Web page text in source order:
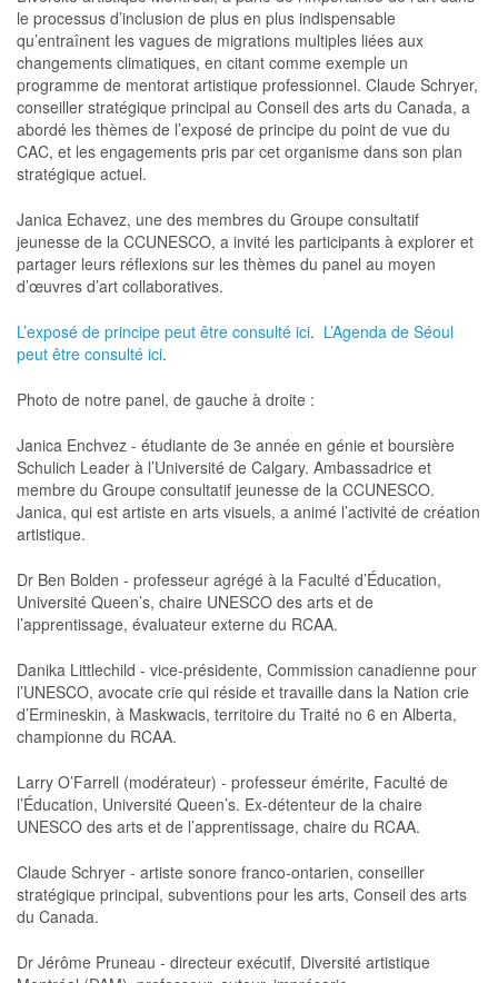
le processus d’inclusion de plus en plus indispensable
qu’entraînent les vagues de migrations multiples liées aux
changements climatiques, en citant comme exemple un
programme de mentorat artistique professionnel. Claude Schryer,
conseiller stratégique principal au Conseil des arts du Canada, a
abordé les thèmes de l’exposé de principe du point de vue du
CAC, et les engagements pris par cet organisme dans son plan
stratégique actuel.
Janica Echavez, une des membres du Groupe consultatif
jeunesse de la CCUNESCO, a invité les participants à explorer et
partager leurs réflexions sur les thèmes du panel au moyen
d’œuvres d’art collaboratives.
L’exposé de principe peut être consulté ici. L’Agenda de Séoul
peut être consulté ici.
Photo de notre panel, de gauche à droite :
Janica Enchvez - étudiante de 3e année en génie et boursière
Schulich Leader à l’Université de Calgary. Ambassadrice et
membre du Groupe consultatif jeunesse de la CCUNESCO.
Janica, qui est artiste en arts visuels, a animé l’activité de création
artistique.
Dr Ben Bolden - professeur agrégé à la Faculté d’Éducation,
Université Queen’s, chaire UNESCO des arts et de
l’apprentissage, évaluateur externe du RCAA.
Danika Littlechild - vice-présidente, Commission canadienne pour
l’UNESCO, avocate crie qui réside et travaille dans la Nation crie
d’Ermineskin, à Maskwacis, territoire du Traité no 6 en Alberta,
championne du RCAA.
Larry O’Farrell (modérateur) - professeur émérite, Faculté de
l’Éducation, Université Queen’s. Ex-détenteur de la chaire
UNESCO des arts et de l’apprentissage, chaire du RCAA.
Claude Schryer - artiste sonore franco-ontarien, conseiller
stratégique principal, subventions pour les arts, Conseil des arts
du Canada.
Dr Jérôme Pruneau - directeur exécutif, Diversité artistique